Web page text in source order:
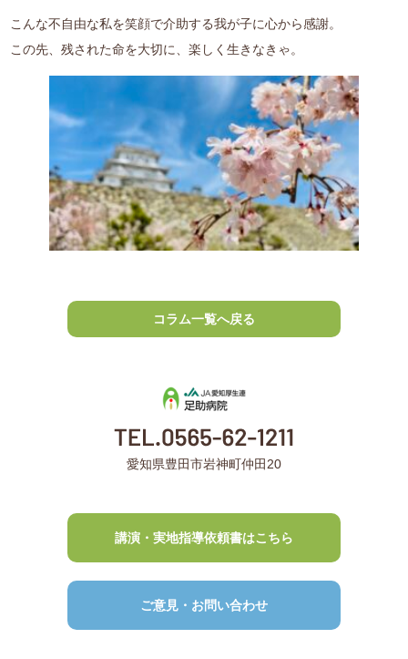
こんな不自由な私を笑顔で介助する我が子に心から感謝。
この先、残された命を大切に、楽しく生きなきゃ。
コラム一覧へ戻る
愛知県豊田市岩神町仲田20
講演・実地指導依頼書はこちら
ご意見・お問い合わせ